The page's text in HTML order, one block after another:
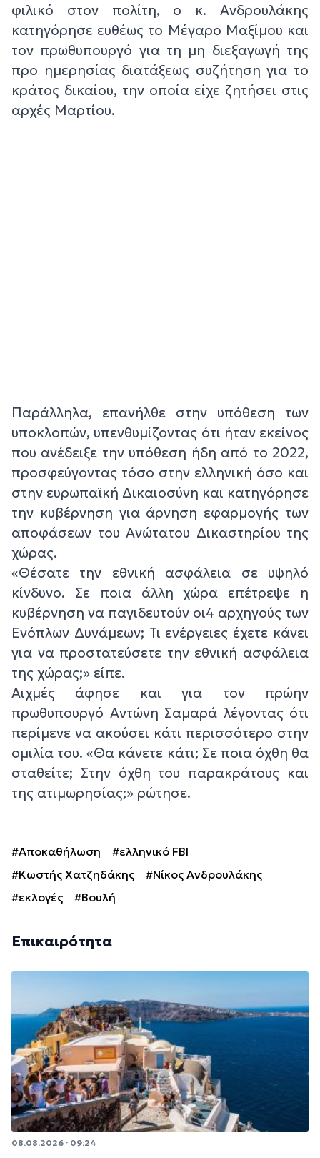
φιλικό στον πολίτη, ο κ. Ανδρουλάκης
κατηγόρησε ευθέως το Μέγαρο Μαξίμου και
τον πρωθυπουργό για τη μη διεξαγωγή της
προ ημερησίας διατάξεως συζήτηση για το
κράτος δικαίου, την οποία είχε ζητήσει στις
αρχές Μαρτίου.
Παράλληλα, επανήλθε στην υπόθεση των
υποκλοπών, υπενθυμίζοντας ότι ήταν εκείνος
που ανέδειξε την υπόθεση ήδη από το 2022,
προσφεύγοντας τόσο στην ελληνική όσο και
στην ευρωπαϊκή Δικαιοσύνη και κατηγόρησε
την κυβέρνηση για άρνηση εφαρμογής των
αποφάσεων του Ανώτατου Δικαστηρίου της
χώρας.
«Θέσατε την εθνική ασφάλεια σε υψηλό
κίνδυνο. Σε ποια άλλη χώρα επέτρεψε η
κυβέρνηση να παγιδευτούν οι4 αρχηγούς των
Ενόπλων Δυνάμεων; Τι ενέργειες έχετε κάνει
για να προστατεύσετε την εθνική ασφάλεια
της χώρας;» είπε.
Αιχμές άφησε και για τον πρώην
πρωθυπουργό Αντώνη Σαμαρά λέγοντας ότι
περίμενε να ακούσει κάτι περισσότερο στην
ομιλία του. «Θα κάνετε κάτι; Σε ποια όχθη θα
σταθείτε; Στην όχθη του παρακράτους και
της ατιμωρησίας;» ρώτησε.
#Αποκαθήλωση
#ελληνικό FBI
#Κωστής Χατζηδάκης
#Νίκος Ανδρουλάκης
#εκλογές
#Βουλή
Επικαιρότητα
08.08.2026 · 09:24